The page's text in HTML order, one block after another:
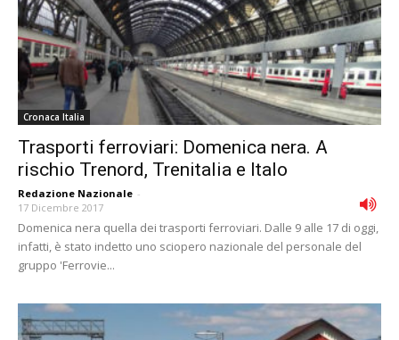
Cronaca Italia
Trasporti ferroviari: Domenica nera. A
rischio Trenord, Trenitalia e Italo
Redazione Nazionale -
17 Dicembre 2017
Domenica nera quella dei trasporti ferroviari. Dalle 9 alle 17 di oggi,
infatti, è stato indetto uno sciopero nazionale del personale del
gruppo 'Ferrovie...